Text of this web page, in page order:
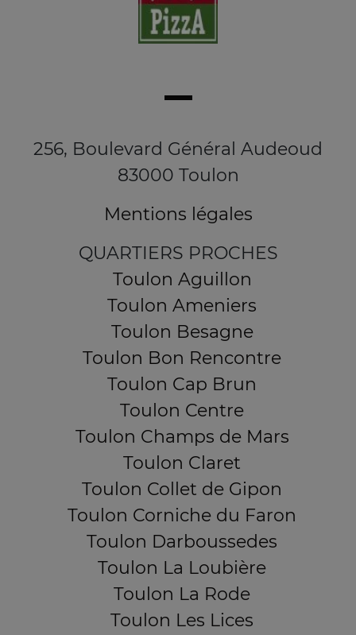
256, Boulevard Général Audeoud
83000 Toulon
Mentions légales
QUARTIERS PROCHES
Toulon Aguillon
Toulon Ameniers
Toulon Besagne
Toulon Bon Rencontre
Toulon Cap Brun
Toulon Centre
Toulon Champs de Mars
Toulon Claret
Toulon Collet de Gipon
Toulon Corniche du Faron
Toulon Darboussedes
Toulon La Loubière
Toulon La Rode
Toulon Les Lices